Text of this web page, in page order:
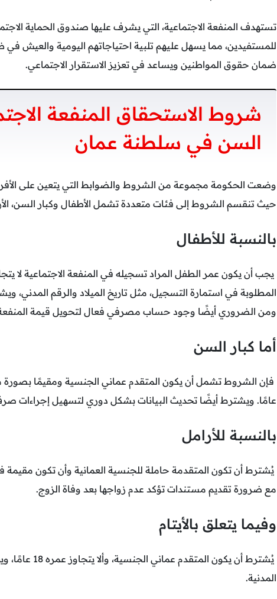
تستهدف المنفعة الاجتماعية، التي يشرف عليها صندوق الحماية
للمستفيدين، مما يسهل عليهم تلبية احتياجاتهم اليومية والعيش
ضمان حقوق المواطنين ويساعد في تعزيز الاستقرار الاجتماعي.
شروط الاستحقاق المنفعة
السن في سلطنة عمان
وضعت الحكومة مجموعة من الشروط والضوابط التي يتعين على
حيث تنقسم الشروط إلى فئات متعددة تشمل الأطفال وكبار السن،
بالنسبة للأطفال
المطلوبة في استمارة التسجيل، مثل تاريخ الميلاد والرقم المدني،
ومن الضروري أيضًا وجود حساب مصرفي فعال لتحويل قيمة
أما كبار السن
عامًا. ويشترط أيضًا تحديث البيانات بشكل دوري لتسهيل إجراءات
بالنسبة للأرامل
مع ضرورة تقديم مستندات تؤكد عدم زواجها بعد وفاة الزوج.
وفيما يتعلق بالأيتام
يُشترط أن يكون
المدنية.